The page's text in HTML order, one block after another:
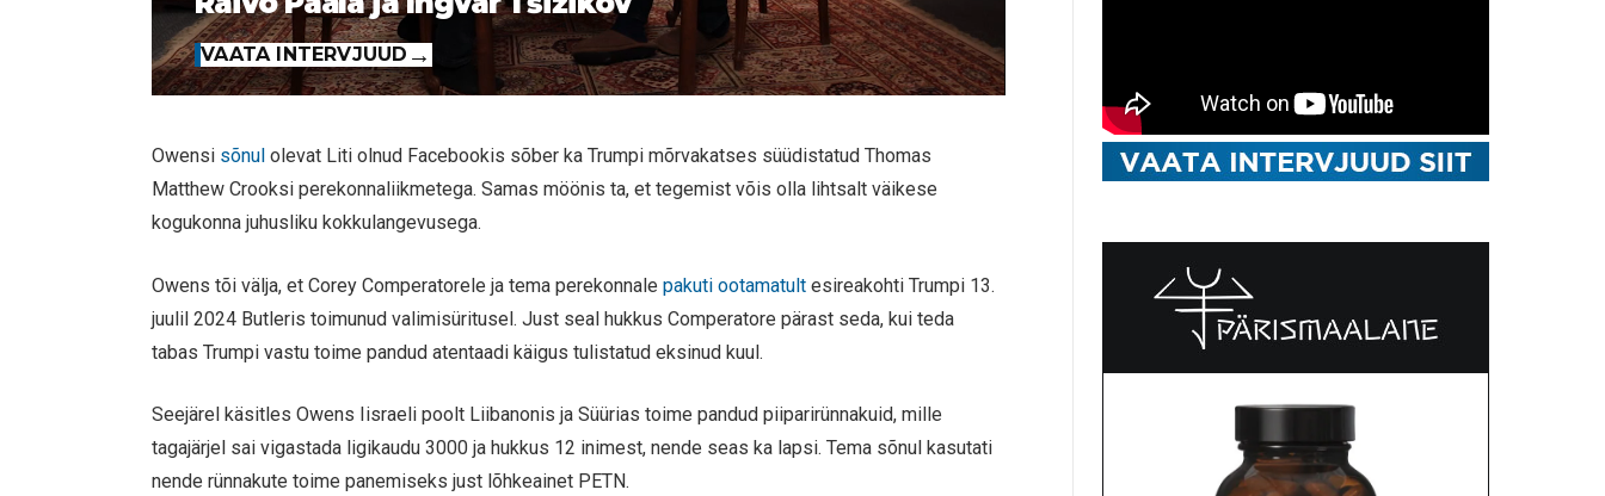
VAATA INTERVJUUD
Owensi sõnulolevat Liti olnud Facebookis sõber ka Trumpi mõrvakatses süüdistatud Thomas
Matthew Crooksi perekonnaliikmetega. Samas möönis ta, et tegemist võis olla lihtsalt väikese
kogukonna juhusliku kokkulangevusega.
Owens tõi välja, et Corey Comperatorele ja tema perekonnalepakuti ootamatult esireakohti Trumpi 13.
juulil 2024 Butleris toimunud valimisüritusel. Just seal hukkus Comperatore pärast seda, kui teda
tabas Trumpi vastu toime pandud atentaadi käigus tulistatud eksinud kuul.
Seejärel käsitles Owens Iisraeli poolt Liibanonis ja Süürias toime pandud piiparirünnakuid, mille
tagajärjel sai vigastada ligikaudu 3000 ja hukkus 12 inimest, nende seas ka lapsi. Tema sõnul kasutati
nende rünnakute toime panemiseks just lõhkeainet PETN.